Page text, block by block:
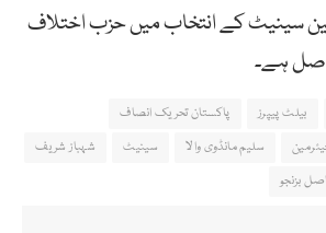
سینیٹ کے انتخاب میں حزب اختلاف
ہے۔
بیلٹ پیپرز
پاکستان تحریک انصاف
سلیم مانڈوی والا سینیٹ
شہباز شریف
بزنجو